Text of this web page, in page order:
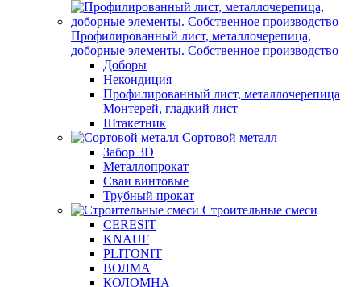
Профилированный лист, металлочерепица,
доборные элементы. Собственное производство
Доборы
Некондиция
Профилированный лист, металлочерепица
Монтерей, гладкий лист
Штакетник
Сортовой металл
Забор 3D
Металлопрокат
Сваи винтовые
Трубный прокат
Строительные смеси
CERESIT
KNAUF
PLITONIT
ВОЛМА
КОЛОМНА